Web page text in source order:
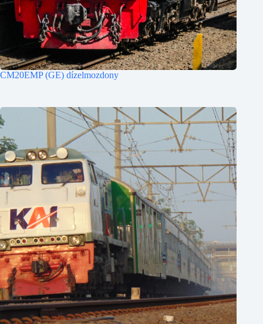
CM20EMP (GE) dízelmozdony